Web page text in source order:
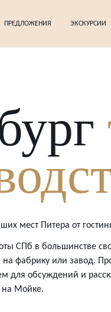
ПРЕДЛОЖЕНИЯ ЭКСКУРСИИ
мест Питера от
СПб в большинстве
на фабрику или завод.
для обсуждений и
на Мойке.